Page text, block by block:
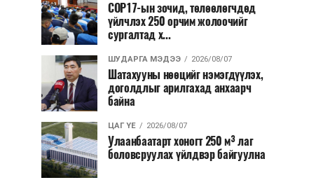
COP17-ын зочид, төлөөлөгчдөд
үйлчлэх 250 орчим жолоочийг
сургалтад х...
ШУДАРГА МЭДЭЭ 2026/08/07
Шатахууны нөөцийг нэмэгдүүлэх,
доголдлыг арилгахад анхаарч
байна
ЦАГ ҮЕ 2026/08/07
Улаанбаатарт хоногт 250 м³ лаг
боловсруулах үйлдвэр байгуулна